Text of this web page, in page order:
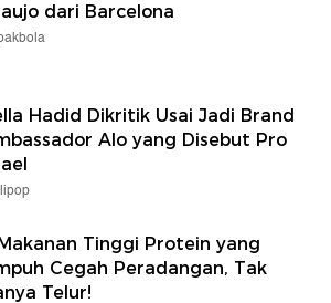
dari Barcelona
Hadid Dikritik Usai Jadi Brand
Alo yang Disebut Pro
Tinggi Protein yang
Cegah Peradangan, Tak
Telur!